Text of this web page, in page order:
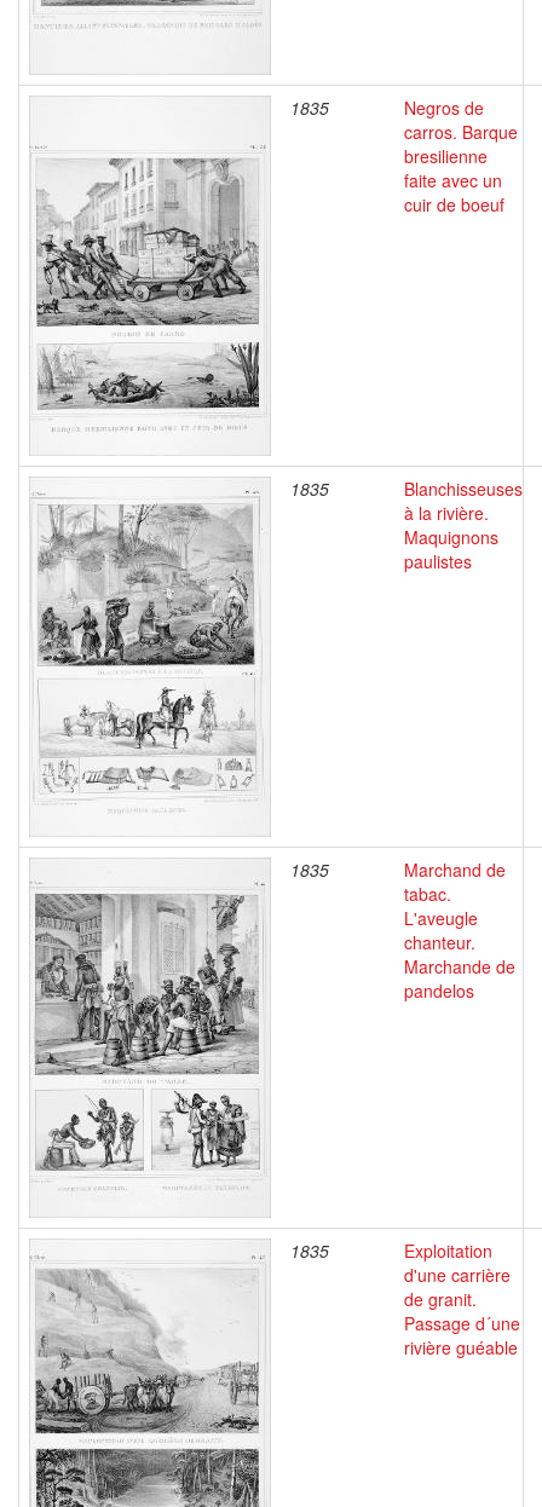
1835
Negros de
carros. Barque
bresilienne
faite avec un
cuir de boeuf
1835
Blanchisseuses
à la rivière.
Maquignons
paulistes
1835
Marchand de
tabac.
L'aveugle
chanteur.
Marchande de
pandelos
1835
Exploitation
d'une carrière
de granit.
Passage d´une
rivière guéable